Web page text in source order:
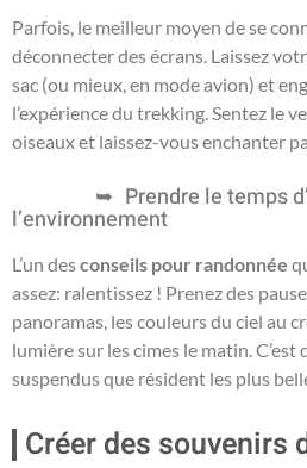
Parfois, le meilleur moyen de se
déconnecter des écrans. Laissez
sac (ou mieux, en mode avion) et
l’expérience du trekking. Sentez le
oiseaux et laissez-vous enchanter
Prendre le temps
l’environnement
L’un desconseils pour randonnée
assez: ralentissez ! Prenez des
panoramas, les couleurs du ciel au
lumière sur les cimes le matin. C’est
suspendus que résident les plus
Créer des souvenirs